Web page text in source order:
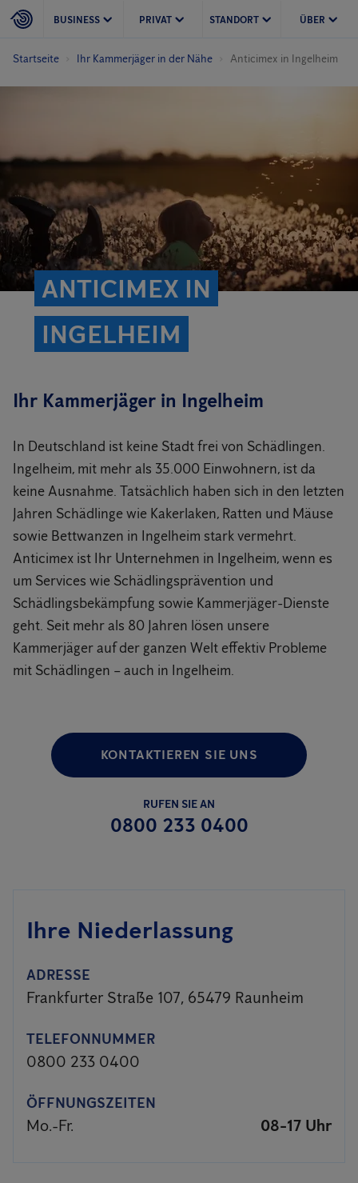
BUSINESS PRIVAT STANDORT ÜBER
Startseite Ihr Kammerjäger in der Nähe Anticimex in Ingelheim
ANTICIMEX IN
INGELHEIM
Ihr Kammerjäger in Ingelheim
In Deutschland ist keine Stadt frei von Schädlingen.
Ingelheim, mit mehr als 35.000 Einwohnern, ist da
keine Ausnahme. Tatsächlich haben sich in den letzten
Jahren Schädlinge wie Kakerlaken, Ratten und Mäuse
sowie Bettwanzen in Ingelheim stark vermehrt.
Anticimex ist Ihr Unternehmen in Ingelheim, wenn es
um Services wie Schädlingsprävention und
Schädlingsbekämpfung sowie Kammerjäger-Dienste
geht. Seit mehr als 80 Jahren lösen unsere
Kammerjäger auf der ganzen Welt effektiv Probleme
mit Schädlingen – auch in Ingelheim.
KONTAKTIEREN SIE UNS
RUFEN SIE AN
0800 233 0400
Ihre Niederlassung
ADRESSE
Frankfurter Straße 107, 65479 Raunheim
TELEFONNUMMER
0800 233 0400
ÖFFNUNGSZEITEN
Mo.-Fr. 08-17 Uhr